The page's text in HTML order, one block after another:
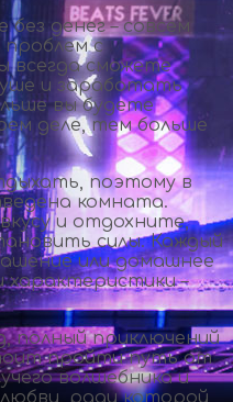
денег – совсем
с
всегда сможете
и заработать
вы будете
деле, тем больше
поэтому в
комната.
и отдохните,
силы. Каждый
или домашнее
–
полный приключений
пройти путь от
волшебника и
ради которой